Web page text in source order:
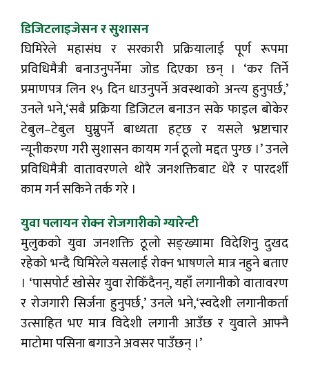
डिजिटलाइजेसन र सुशासन
घिमिरेले महासंघ र सरकारी प्रक्रियालाई पूर्ण रूपमा
प्रविधिमैत्री बनाउनुपर्नेमा जोड दिएका छन् । ‘कर तिर्ने
प्रमाणपत्र लिन १५ दिन धाउनुपर्ने अवस्थाको अन्त्य हुनुपर्छ,’
उनले भने,‘सबै प्रक्रिया डिजिटल बनाउन सके फाइल बोकेर
टेबुल–टेबुल घुम्नुपर्ने बाध्यता हट्छ र यसले भ्रष्टाचार
न्यूनीकरण गरी सुशासन कायम गर्न ठूलो मद्दत पुग्छ ।’ उनले
प्रविधिमैत्री वातावरणले थोरै जनशक्तिबाट धेरै र पारदर्शी
काम गर्न सकिने तर्क गरे ।
युवा पलायन रोक्न रोजगारीको ग्यारेन्टी
मुलुकको युवा जनशक्ति ठूलो सङ्ख्यामा विदेशिनु दुखद
रहेको भन्दै घिमिरेले यसलाई रोक्न भाषणले मात्र नहुने बताए
। ‘पासपोर्ट खोसेर युवा रोकिँदैनन्, यहाँ लगानीको वातावरण
र रोजगारी सिर्जना हुनुपर्छ,’ उनले भने,‘स्वदेशी लगानीकर्ता
उत्साहित भए मात्र विदेशी लगानी आउँछ र युवाले आफ्नै
माटोमा पसिना बगाउने अवसर पाउँछन् ।’